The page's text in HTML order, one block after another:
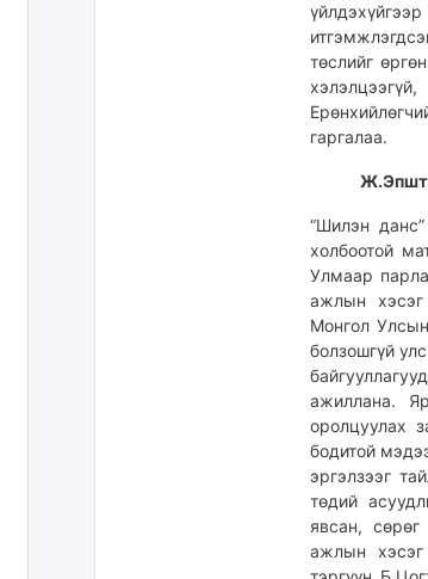
төслийг
гаргалаа.
“Шилэн
холбоотой
Улмаар
ажлын хэсэг
Монгол
болзошгүй
ажиллана.
оролцуулах
бодитой
эргэлзээг
төдий
явсан,
ажлын